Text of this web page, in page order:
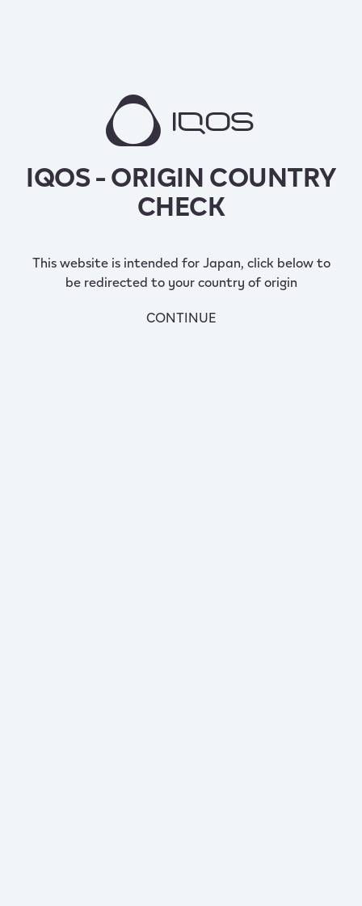
IQOS - ORIGIN COUNTRY
CHECK
This website is intended for Japan, click below to
be redirected to your country of origin
CONTINUE